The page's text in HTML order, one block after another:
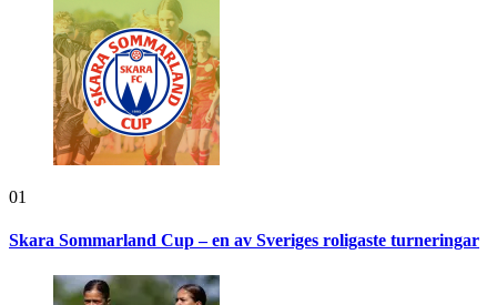
01
Skara Sommarland Cup – en av Sveriges roligaste turneringar